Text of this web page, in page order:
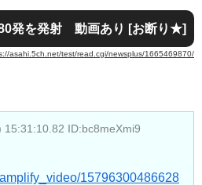
発を発射 動画あり [お断り★]
asahi.5ch.net/test/read.cgi/newsplus/1665469870/
15:31:10.82 ID:bc8meXmi9
15796300486628